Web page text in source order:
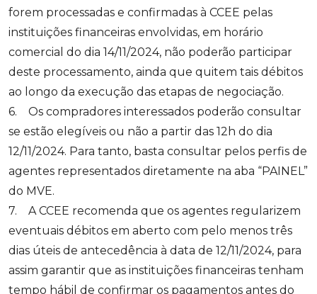
forem processadas e confirmadas à CCEE pelas
instituições financeiras envolvidas, em horário
comercial do dia 14/11/2024, não poderão participar
deste processamento, ainda que quitem tais débitos
ao longo da execução das etapas de negociação.
6. Os compradores interessados poderão consultar
se estão elegíveis ou não a partir das 12h do dia
12/11/2024. Para tanto, basta consultar pelos perfis de
agentes representados diretamente na aba “PAINEL”
do MVE.
7. A CCEE recomenda que os agentes regularizem
eventuais débitos em aberto com pelo menos três
dias úteis de antecedência à data de 12/11/2024, para
assim garantir que as instituições financeiras tenham
tempo hábil de confirmar os pagamentos antes do